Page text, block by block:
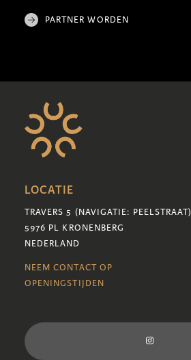
PARTNER WORDEN
LOCATIE
TRAVERS 5 (NAVIGATIE: PEELSTRAAT)
5976 PL KRONENBERG
NEDERLAND
NEEM CONTACT OP
OPENINGSTIJDEN